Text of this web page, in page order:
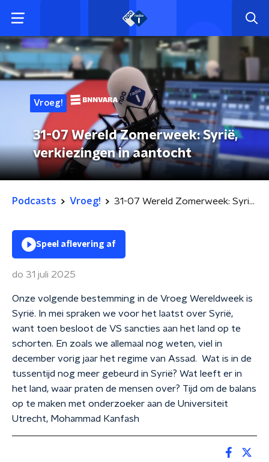
Vroeg!
31-07 Wereld Zomerweek: Syrië,
verkiezingen in aantocht
Podcasts Vroeg! 31-07 Wereld Zomerweek: Syrië, verkiezingen in aantocht
Speel aflevering af
do 31 juli 2025
Onze volgende bestemming in de Vroeg Wereldweek is
Syrië. In mei spraken we voor het laatst over Syrië,
want toen besloot de VS sancties aan het land op te
schorten. En zoals we allemaal nog weten, viel in
december vorig jaar het regime van Assad. Wat is in de
tussentijd nog meer gebeurd in Syrië? Wat leeft er in
het land, waar praten de mensen over? Tijd om de balans
op te maken met onderzoeker aan de Universiteit
Utrecht, Mohammad Kanfash